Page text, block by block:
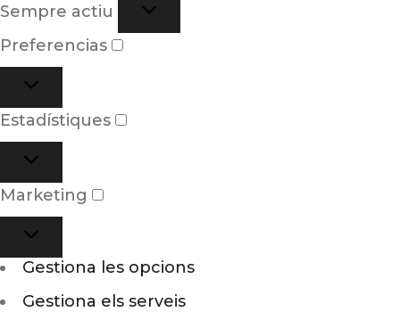
Sempre actiu
Preferencias
Estadístiques
Marketing
Gestiona les opcions
Gestiona els serveis